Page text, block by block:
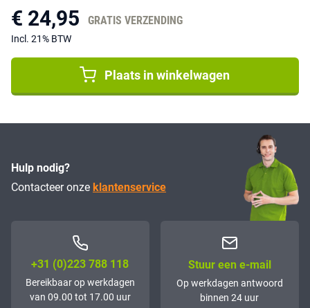
€ 24,95 GRATIS VERZENDING
Incl. 21% BTW
Plaats in winkelwagen
Hulp nodig?
Contacteer onze klantenservice
+31 (0)223 788 118
Bereikbaar op werkdagen
van 09.00 tot 17.00 uur
Stuur een e-mail
Op werkdagen antwoord
binnen 24 uur